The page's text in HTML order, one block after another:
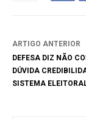
ARTIGO ANTERIOR
DEFESA DIZ NÃO
DÚVIDA
SISTEMA